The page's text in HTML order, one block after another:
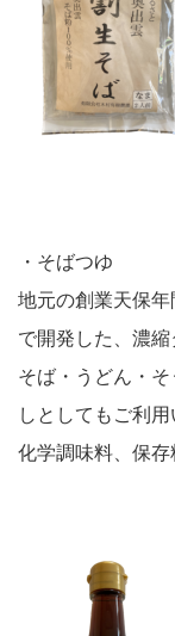
・そばつゆ
地元の創業天保
で開発した、濃縮
そば・うどん・
しとしてもご利用
化学調味料、保存